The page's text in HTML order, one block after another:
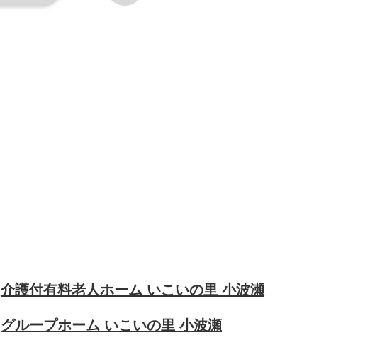
介護付有料老人ホーム いこいの里 小波瀬
グループホーム いこいの里 小波瀬